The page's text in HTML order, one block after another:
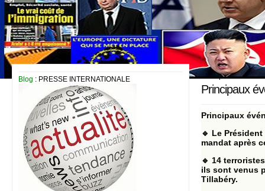
Blog : PRESSE INTERNATIONALE 12 septembre 2024
Principaux
Principaux
🔹 Le
mandat après
🔹 14
ils sont venus
Tillabéry.